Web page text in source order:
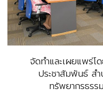
จัดทำและเผยแพร่โ
ประชาสัมพันธ์ ส
ทรัพยากรธรร